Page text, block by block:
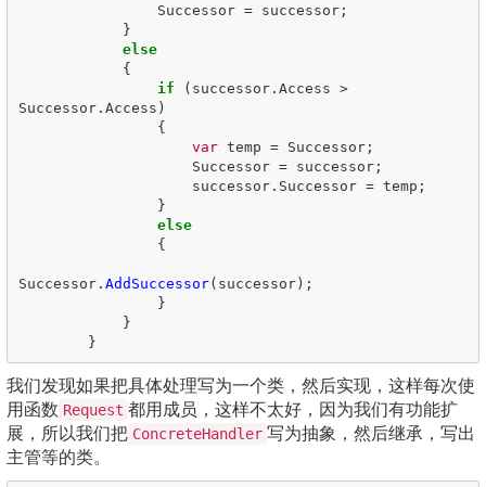
Successor = successor;
}
else
{
if
( successor. Access >
Successor. Access )
{
var temp = Successor;
Successor = successor;
successor. Successor = temp ;
}
else
{
Successor. AddSuccessor( successor);
}
}
}
我们发现如果把具体处理写为一个类，然后实现，这样每次使
用函数 Request 都用成员，这样不太好，因为我们有功能扩
展，所以我们把 ConcreteHandler 写为抽象，然后继承，写出
主管等的类。